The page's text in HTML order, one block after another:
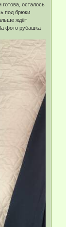
готова, осталось
под брюки
ждёт
фото рубашка